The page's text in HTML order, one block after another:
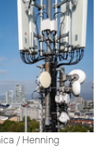
/ Henning